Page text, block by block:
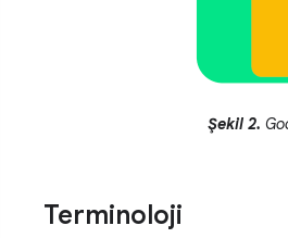
Şekil 2.
Terminoloji